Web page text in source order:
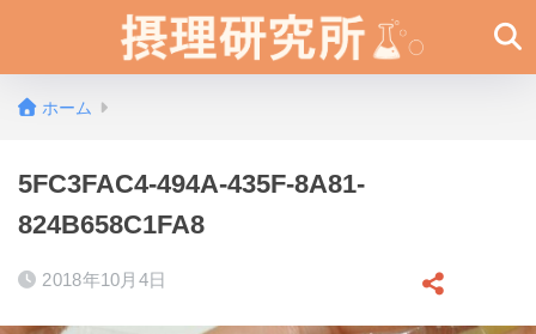
ホーム
5FC3FAC4-494A-435F-8A81-
824B658C1FA8
2018年10月4日